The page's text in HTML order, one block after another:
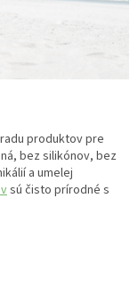
produktov pre
bez silikónov, bez
a umelej
sú čisto prírodné s